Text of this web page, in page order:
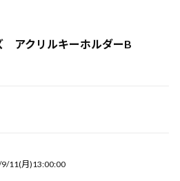
アクリルキーホルダーB
11(月)13:00:00